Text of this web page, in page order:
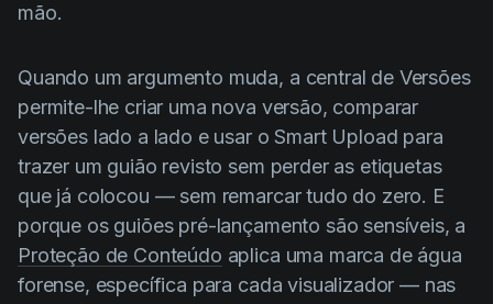
mão.
Quando um argumento muda, a central de Versões
permite-lhe criar uma nova versão, comparar
versões lado a lado e usar o Smart Upload para
trazer um guião revisto sem perder as etiquetas
que já colocou — sem remarcar tudo do zero. E
porque os guiões pré-lançamento são sensíveis, a
Proteção de Conteúdo aplica uma marca de água
forense, específica para cada visualizador — nas